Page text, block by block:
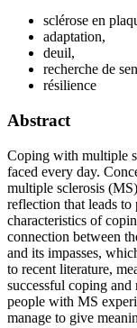
sclérose en
adaptation,
deuil,
recherche de
résilience
Abstract
Coping with multiple
faced every day.
multiple sclerosis
reflection that leads
characteristics of
connection between
and its impasses,
to recent literature,
successful coping and
people with MS
manage to give